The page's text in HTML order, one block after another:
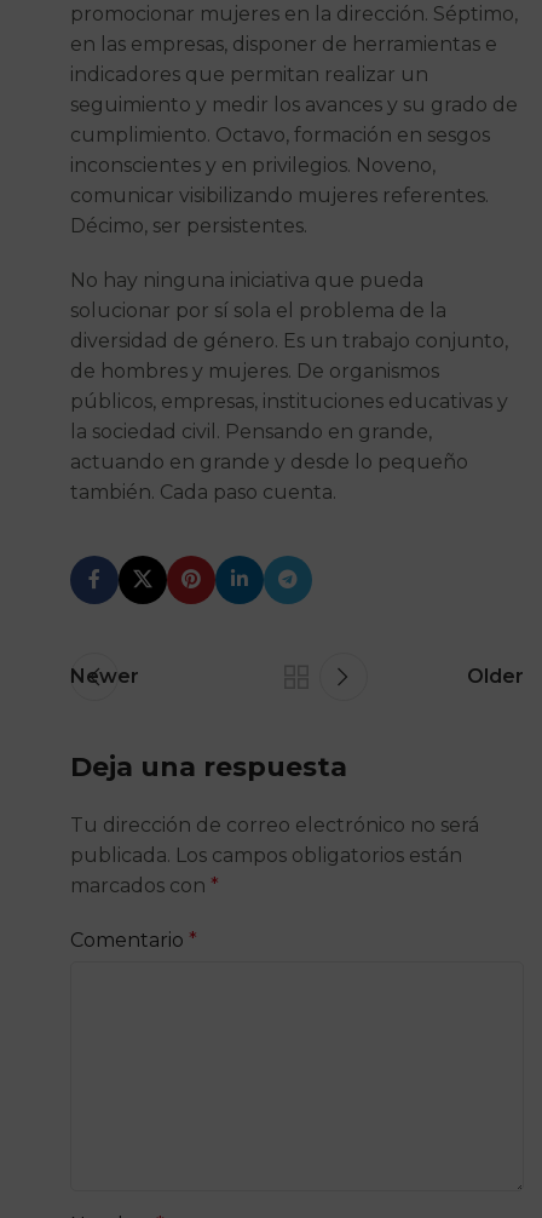
promocionar mujeres en la dirección. Séptimo,
en las empresas, disponer de herramientas e
indicadores que permitan realizar un
seguimiento y medir los avances y su grado de
cumplimiento. Octavo, formación en sesgos
inconscientes y en privilegios. Noveno,
comunicar visibilizando mujeres referentes.
Décimo, ser persistentes.
No hay ninguna iniciativa que pueda
solucionar por sí sola el problema de la
diversidad de género. Es un trabajo conjunto,
de hombres y mujeres. De organismos
públicos, empresas, instituciones educativas y
la sociedad civil. Pensando en grande,
actuando en grande y desde lo pequeño
también. Cada paso cuenta.
Newer Older
Deja una respuesta
Tu dirección de correo electrónico no será
publicada. Los campos obligatorios están
marcados con *
Comentario *